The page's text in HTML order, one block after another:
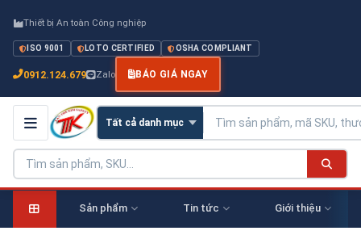
Thiết bị An toàn Công nghiệp
ISO 9001 LOTO CERTIFIED OSHA COMPLIANT
0912.124.679 Zalo BÁO GIÁ NGAY
Sản phẩm Tin tức Giới thiệu